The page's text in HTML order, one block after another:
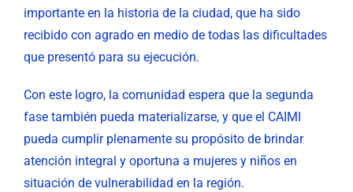
importante en la historia de la ciudad, que ha sido
recibido con agrado en medio de todas las dificultades
que presentó para su ejecución.
Con este logro, la comunidad espera que la segunda
fase también pueda materializarse, y que el CAIMI
pueda cumplir plenamente su propósito de brindar
atención integral y oportuna a mujeres y niños en
situación de vulnerabilidad en la región.